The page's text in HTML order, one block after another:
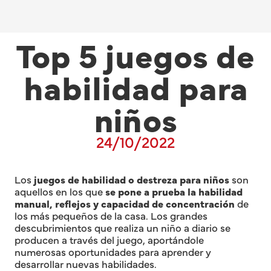
Top 5 juegos de
habilidad para
niños
24/10/2022
Los juegos de habilidad o destreza para niñosson
aquellos en los quese pone a prueba la habilidad
manual, reflejos y capacidad de concentración de
los más pequeños de la casa. Los grandes
descubrimientos que realiza un niño a diario se
producen a través del juego, aportándole
numerosas oportunidades para aprender y
desarrollar nuevas habilidades.